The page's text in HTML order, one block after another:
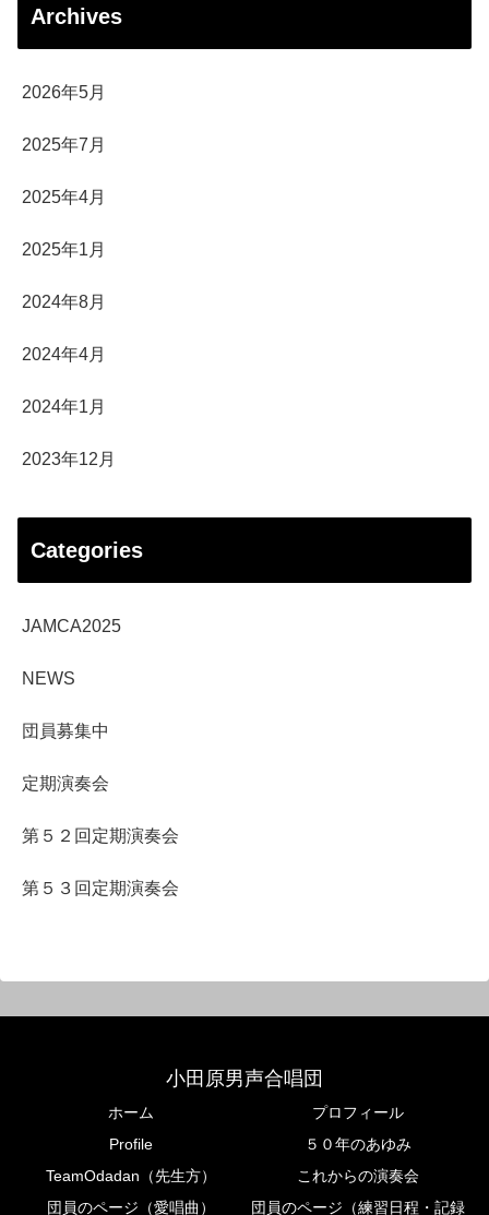
Archives
2026年5月
2025年7月
2025年4月
2025年1月
2024年8月
2024年4月
2024年1月
2023年12月
Categories
JAMCA2025
NEWS
団員募集中
定期演奏会
第５２回定期演奏会
第５３回定期演奏会
小田原男声合唱団
ホーム
プロフィール
Profile
５０年のあゆみ
TeamOdadan（先生方）
これからの演奏会
団員のページ（愛唱曲）
団員のページ（練習日程・記録